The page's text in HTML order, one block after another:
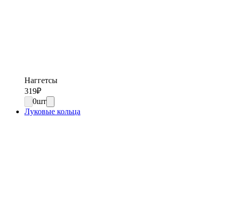
Наггетсы
319₽
0шт
Луковые кольца